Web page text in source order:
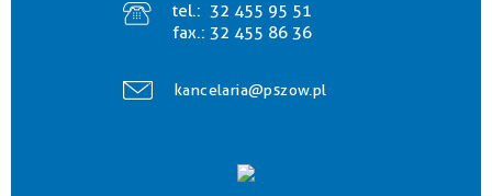
tel.: 32 455 95 51
fax.: 32 455 86 36
kancelaria@pszow.pl